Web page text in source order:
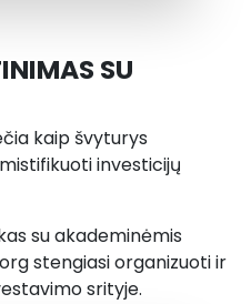
SU
kaip švyturys
investicijų
su akademinėmis
stengiasi organizuoti ir
srityje.